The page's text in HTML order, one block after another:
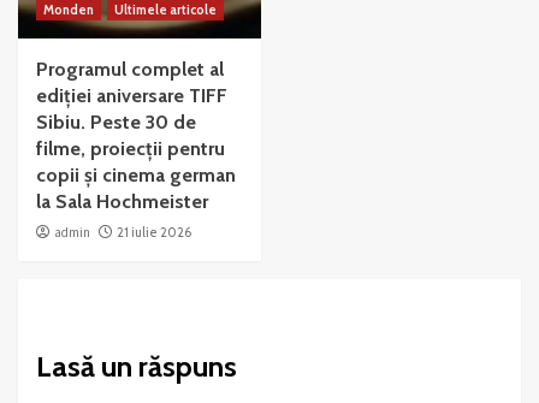
Monden Ultimele articole
Programul complet al
ediției aniversare TIFF
Sibiu. Peste 30 de
filme, proiecții pentru
copii și cinema german
la Sala Hochmeister
admin 21 iulie 2026
Lasă un răspuns